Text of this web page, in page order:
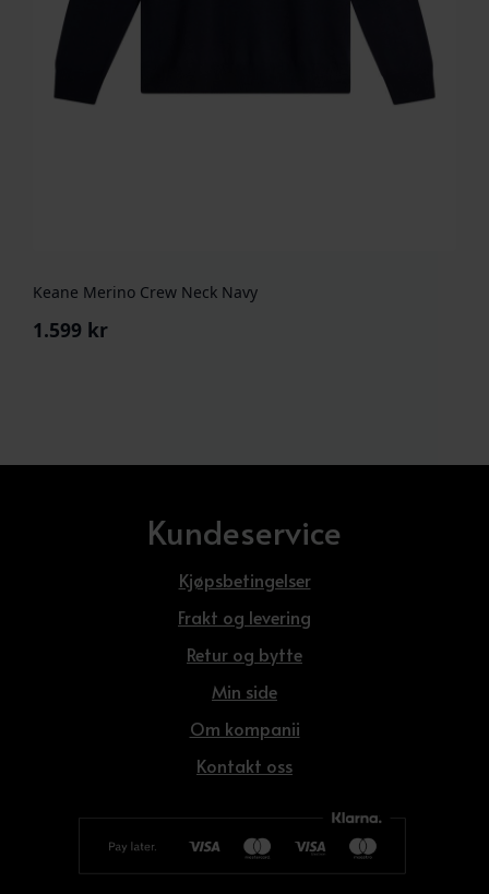
Keane Merino Crew Neck Navy
1.599 kr
Kundeservice
Kjøpsbetingelser
Frakt og levering
Retur og bytte
Min side
Om kompanii
Kontakt oss